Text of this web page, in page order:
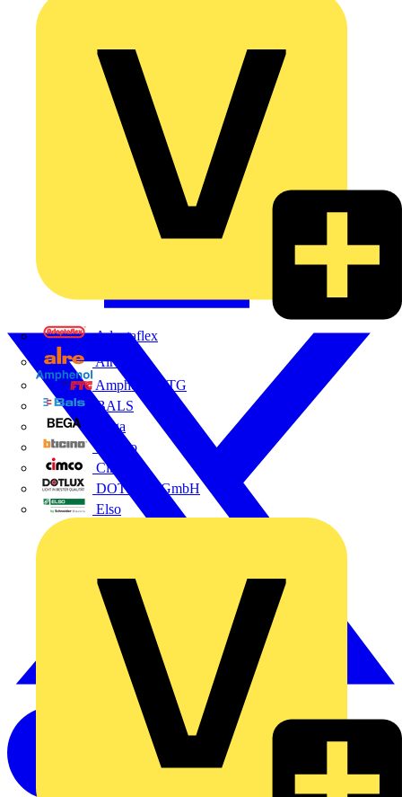
Adaptaflex
Alre
Amphenol FTG
BALS
Bega
Bticino
Cimco
DOTLUX GmbH
Elso